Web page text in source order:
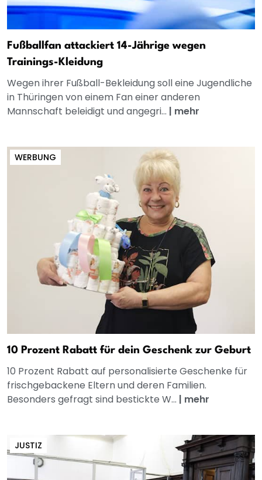
Fußballfan attackiert 14-Jährige wegen
Trainings-Kleidung
Wegen ihrer Fußball-Bekleidung soll eine Jugendliche
in Thüringen von einem Fan einer anderen
Mannschaft beleidigt und angegri... | mehr
WERBUNG
10 Prozent Rabatt für dein Geschenk zur Geburt
10 Prozent Rabatt auf personalisierte Geschenke für
frischgebackene Eltern und deren Familien.
Besonders gefragt sind bestickte W... | mehr
JUSTIZ